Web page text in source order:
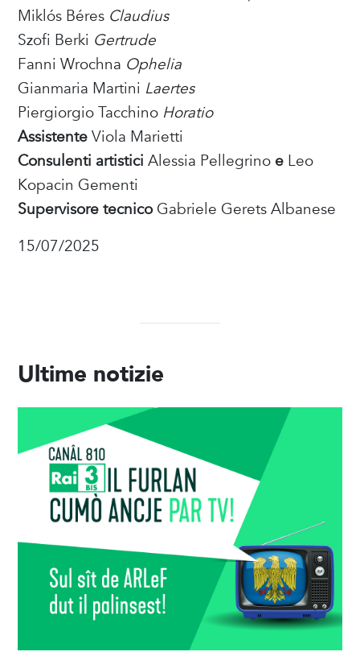
Miklós Béres Claudius
Szofi Berki Gertrude
Fanni Wrochna Ophelia
Gianmaria Martini Laertes
Piergiorgio Tacchino Horatio
AssistenteViola Marietti
Consulenti artistici Alessia Pellegrino e Leo
Kopacin Gementi
Supervisore tecnico Gabriele Gerets Albanese
15/07/2025
Ultime notizie